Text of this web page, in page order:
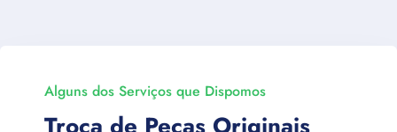
Alguns dos Serviços que Dispomos